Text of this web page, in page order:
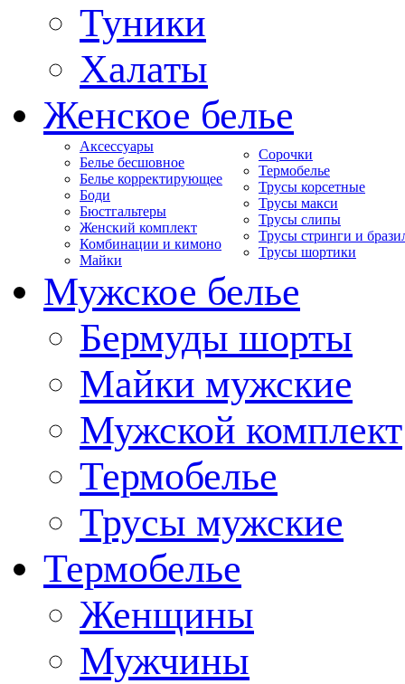
Туники
Халаты
Женское белье
Аксессуары
Белье бесшовное
Белье корректирующее
Боди
Бюстгальтеры
Женский комплект
Комбинации и кимоно
Майки
Сорочки
Термобелье
Трусы корсетные
Трусы макси
Трусы слипы
Трусы стринги и
Трусы шортики
Мужское белье
Бермуды шорты
Майки мужские
Мужской комплект
Термобелье
Трусы мужские
Термобелье
Женщины
Мужчины